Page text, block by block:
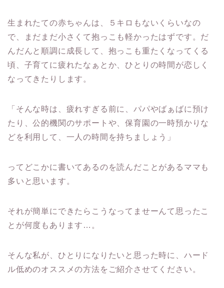
生まれたての赤ちゃんは、５キロもないくらいなの
で、まだまだ小さくて抱っこも軽かったはずです。だ
んだんと順調に成長して、抱っこも重たくなってくる
頃、子育てに疲れたなぁとか、ひとりの時間が恋しく
なってきたりします。
「そんな時は、疲れすぎる前に、パパやばぁばに預け
たり、公的機関のサポートや、保育園の一時預かりな
どを利用して、一人の時間を持ちましょう」
ってどこかに書いてあるのを読んだことがあるママも
多いと思います。
それが簡単にできたらこうなってませーんて思ったこ
とが何度もあります…。
そんな私が、ひとりになりたいと思った時に、ハード
ル低めのオススメの方法をご紹介させてください。